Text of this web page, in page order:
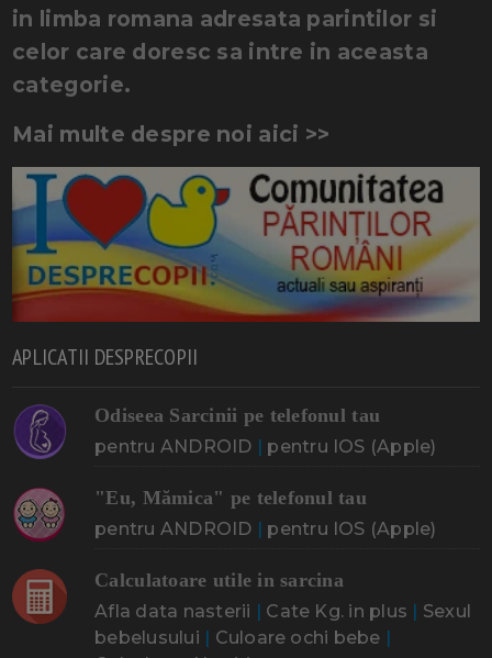
in limba romana adresata parintilor si
celor care doresc sa intre in aceasta
categorie.
Mai multe despre noi aici >>
APLICATII DESPRECOPII
Odiseea Sarcinii pe telefonul tau
pentru ANDROID pentru IOS (Apple)
"Eu, Mămica" pe telefonul tau
pentru ANDROID pentru IOS (Apple)
Calculatoare utile in sarcina
Afla data nasterii Cate Kg. in plus
Sexul
bebelusului
Culoare ochi bebe